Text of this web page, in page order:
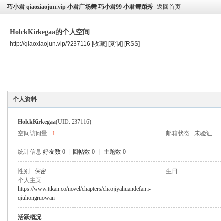
巧小君 qiaoxiaojun.vip 小君广场舞 巧小君99 小君舞蹈秀 返回首页
HolckKirkegaa的个人空间
http://qiaoxiaojun.vip/?237116 [收藏] [复制] [RSS]
个人资料
HolckKirkegaa(UID: 237116)
空间访问量
1 邮箱状态 未验证
统计信息 好友数 0 回帖数 0 主题数 0
性别 保密 生日
-
个人主页
https://www.ttkan.co/novel/chapters/chaojiyahuandefanji-
qiuhongruowan
活跃概况